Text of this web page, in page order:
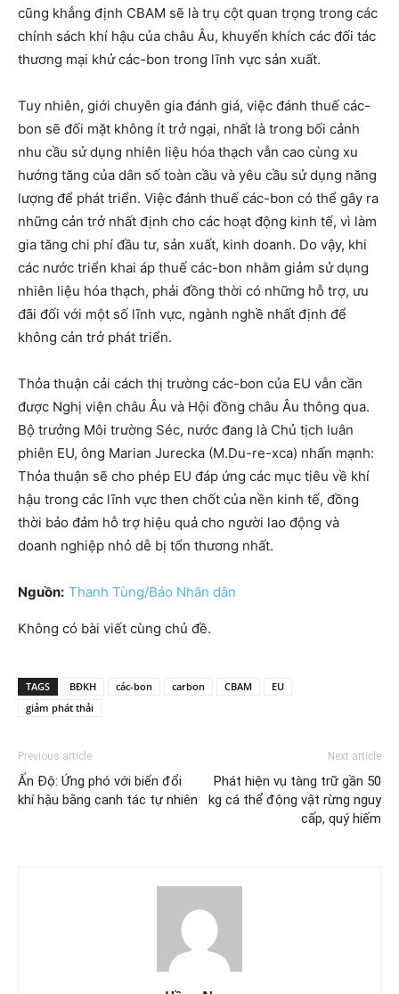
cũng khẳng định CBAM sẽ là trụ cột quan trọng trong các
chính sách khí hậu của châu Âu, khuyến khích các đối tác
thương mại khử các-bon trong lĩnh vực sản xuất.
Tuy nhiên, giới chuyên gia đánh giá, việc đánh thuế các-
bon sẽ đối mặt không ít trở ngại, nhất là trong bối cảnh
nhu cầu sử dụng nhiên liệu hóa thạch vẫn cao cùng xu
hướng tăng của dân số toàn cầu và yêu cầu sử dụng năng
lượng để phát triển. Việc đánh thuế các-bon có thể gây ra
những cản trở nhất định cho các hoạt động kinh tế, vì làm
gia tăng chi phí đầu tư, sản xuất, kinh doanh. Do vậy, khi
các nước triển khai áp thuế các-bon nhằm giảm sử dụng
nhiên liệu hóa thạch, phải đồng thời có những hỗ trợ, ưu
đãi đối với một số lĩnh vực, ngành nghề nhất định để
không cản trở phát triển.
Thỏa thuận cải cách thị trường các-bon của EU vẫn cần
được Nghị viện châu Âu và Hội đồng châu Âu thông qua.
Bộ trưởng Môi trường Séc, nước đang là Chủ tịch luân
phiên EU, ông Marian Jurecka (M.Du-re-xca) nhấn mạnh:
Thỏa thuận sẽ cho phép EU đáp ứng các mục tiêu về khí
hậu trong các lĩnh vực then chốt của nền kinh tế, đồng
thời bảo đảm hỗ trợ hiệu quả cho người lao động và
doanh nghiệp nhỏ dễ bị tổn thương nhất.
Nguồn: Thanh Tùng/Báo Nhân dân
Không có bài viết cùng chủ đề.
TAGS BĐKH các-bon carbon CBAM
EU
giảm phát thải
Previous article
Ấn Độ: Ứng phó với biến đổi
khí hậu bằng canh tác tự nhiên
Next article
Phát hiện vụ tàng trữ gần 50
kg cá thể động vật rừng nguy
cấp, quý hiếm